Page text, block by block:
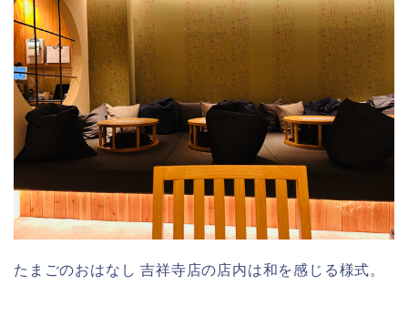
たまごのおはなし 吉祥寺店の店内は和を感じる様式。